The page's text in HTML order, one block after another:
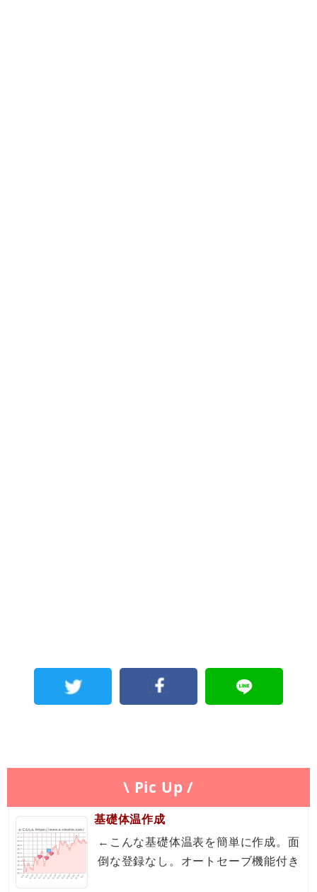
\ Pic Up /
基礎体温作成
←こんな基礎体温表を簡単に作成。面
倒な登録なし。オートセーブ機能付き